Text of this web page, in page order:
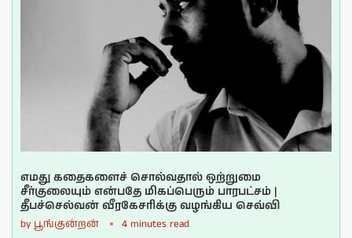
எமது கதைகளைச் சொல்வதால் ஒற்றுமை
சீர்குலையும் என்பதே மிகப்பெரும் பாரபட்சம் |
தீபச்செல்வன் வீரகேசரிக்கு வழங்கிய செவ்வி
by பூங்குன்றன் 4 minutes read